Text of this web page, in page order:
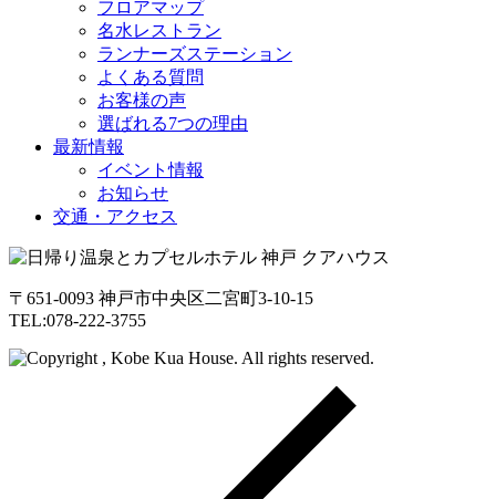
フロアマップ
名水レストラン
ランナーズステーション
よくある質問
お客様の声
選ばれる7つの理由
最新情報
イベント情報
お知らせ
交通・アクセス
〒651-0093 神戸市中央区二宮町3-10-15
TEL:078-222-3755